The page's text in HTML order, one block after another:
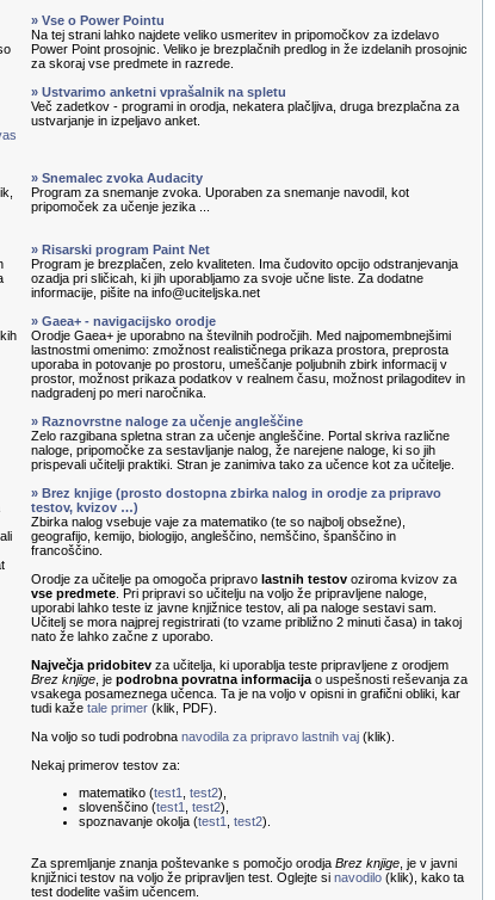
» Vse o Power Pointu
Na tej strani lahko najdete veliko usmeritev in pripomočkov za izdelavo
Power Point prosojnic. Veliko je brezplačnih predlog in že izdelanih prosojnic
za skoraj vse predmete in razrede.
» Ustvarimo anketni vprašalnik na spletu
Več zadetkov - programi in orodja, nekatera plačljiva, druga brezplačna za
ustvarjanje in izpeljavo anket.
» Snemalec zvoka Audacity
Program za snemanje zvoka. Uporaben za snemanje navodil, kot
pripomoček za učenje jezika ...
» Risarski program Paint Net
Program je brezplačen, zelo kvaliteten. Ima čudovito opcijo odstranjevanja
ozadja pri sličicah, ki jih uporabljamo za svoje učne liste. Za dodatne
informacije, pišite na info@uciteljska.net
» Gaea+ - navigacijsko orodje
Orodje Gaea+ je uporabno na številnih področjih. Med najpomembnejšimi
lastnostmi omenimo: zmožnost realističnega prikaza prostora, preprosta
uporaba in potovanje po prostoru, umeščanje poljubnih zbirk informacij v
prostor, možnost prikaza podatkov v realnem času, možnost prilagoditev in
nadgradenj po meri naročnika.
» Raznovrstne naloge za učenje angleščine
Zelo razgibana spletna stran za učenje angleščine. Portal skriva različne
naloge, pripomočke za sestavljanje nalog, že narejene naloge, ki so jih
prispevali učitelji praktiki. Stran je zanimiva tako za učence kot za učitelje.
» Brez knjige (prosto dostopna zbirka nalog in orodje za pripravo
testov, kvizov …)
Zbirka nalog vsebuje vaje za matematiko (te so najbolj obsežne),
geografijo, kemijo, biologijo, angleščino, nemščino, španščino in
francoščino.
Orodje za učitelje pa omogoča pripravo lastnih testov oziroma kvizov za
vse predmete . Pri pripravi so učitelju na voljo že pripravljene naloge,
uporabi lahko teste iz javne knjižnice testov, ali pa naloge sestavi sam.
Učitelj se mora najprej registrirati (to vzame približno 2 minuti časa) in takoj
nato že lahko začne z uporabo.
Največja pridobitev za učitelja, ki uporablja teste pripravljene z orodjem
Brez knjige , je podrobna povratna informacija o uspešnosti reševanja za
vsakega posameznega učenca. Ta je na voljo v opisni in grafični obliki, kar
tudi kaže tale primer (klik, PDF).
Na voljo so tudi podrobna navodila za pripravo lastnih vaj (klik).
Nekaj primerov testov za:
matematiko (test1 test2),
slovenščino (test1 test2),
spoznavanje okolja (test1 test2).
Za spremljanje znanja poštevanke s pomočjo orodja Brez knjige , je v javni
knjižnici testov na voljo že pripravljen test. Oglejte si navodilo (klik), kako ta
test dodelite vašim učencem.